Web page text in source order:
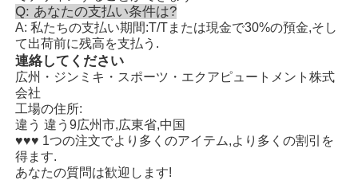
Q: あなたの支払い条件は?
A: 私たちの支払い期間:T/Tまたは現金で30%の預金,そし
て出荷前に残高を支払う.
連絡してください
広州・ジンミキ・スポーツ・エクアピュートメント株式
会社
工場の住所:
違う 違う9広州市,広東省,中国
♥♥♥ 1つの注文でより多くのアイテム,より多くの割引を
得ます.
あなたの質問は歓迎します!